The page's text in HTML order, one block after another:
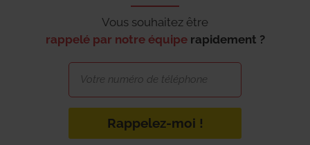
Vous souhaitez être
rappelé par notre équipe rapidement ?
Rappelez-moi !